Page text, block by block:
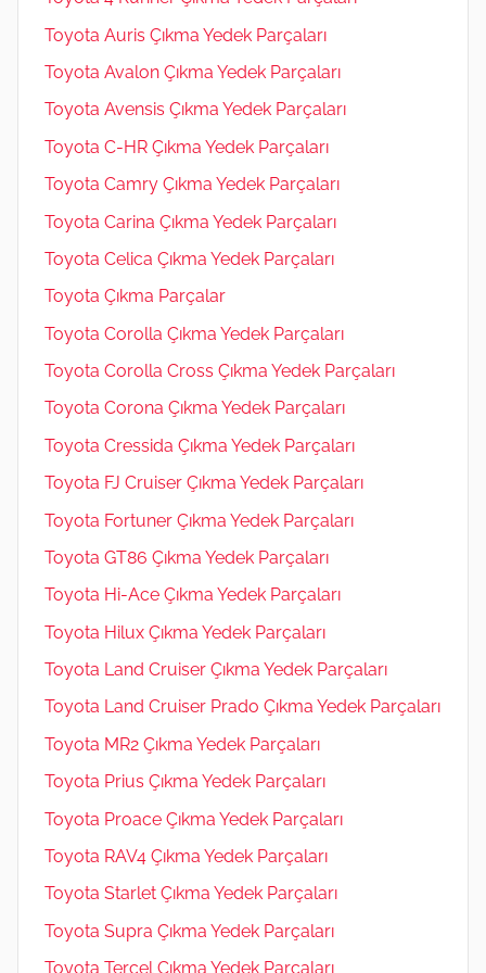
Toyota Auris Çıkma Yedek Parçaları
Toyota Avalon Çıkma Yedek Parçaları
Toyota Avensis Çıkma Yedek Parçaları
Toyota C-HR Çıkma Yedek Parçaları
Toyota Camry Çıkma Yedek Parçaları
Toyota Carina Çıkma Yedek Parçaları
Toyota Celica Çıkma Yedek Parçaları
Toyota Çıkma Parçalar
Toyota Corolla Çıkma Yedek Parçaları
Toyota Corolla Cross Çıkma Yedek Parçaları
Toyota Corona Çıkma Yedek Parçaları
Toyota Cressida Çıkma Yedek Parçaları
Toyota FJ Cruiser Çıkma Yedek Parçaları
Toyota Fortuner Çıkma Yedek Parçaları
Toyota GT86 Çıkma Yedek Parçaları
Toyota Hi-Ace Çıkma Yedek Parçaları
Toyota Hilux Çıkma Yedek Parçaları
Toyota Land Cruiser Çıkma Yedek Parçaları
Toyota Land Cruiser Prado Çıkma Yedek Parçaları
Toyota MR2 Çıkma Yedek Parçaları
Toyota Prius Çıkma Yedek Parçaları
Toyota Proace Çıkma Yedek Parçaları
Toyota RAV4 Çıkma Yedek Parçaları
Toyota Starlet Çıkma Yedek Parçaları
Toyota Supra Çıkma Yedek Parçaları
Toyota Tercel Çıkma Yedek Parçaları